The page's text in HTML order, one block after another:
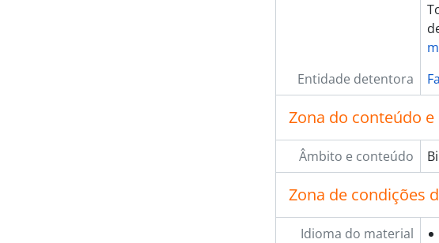
Entidade detentora
Zona do conteúdo
Âmbito e conteúdo
Zona de condições
Idioma do material